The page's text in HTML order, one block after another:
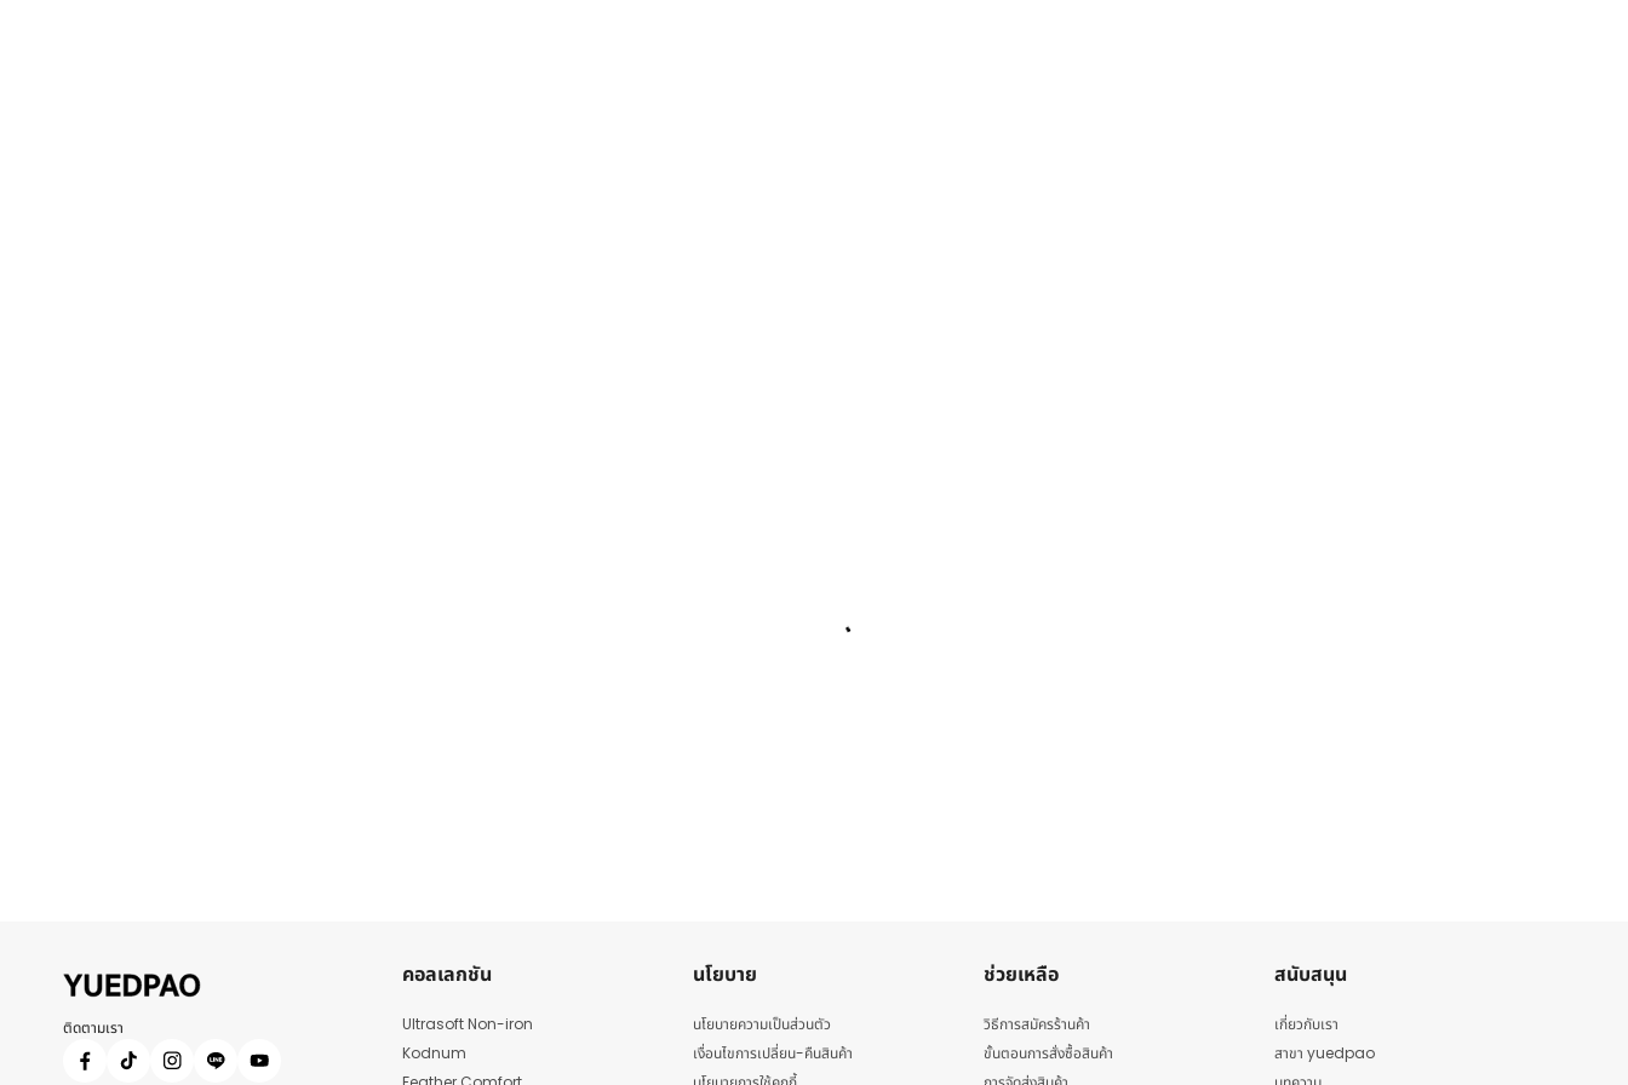
ติดตามเรา
คอลเลกชัน
Ultrasoft Non-iron
Kodnum
นโยบาย
นโยบายความเป็นส่วนตัว
เงื่อนไขการเปลี่ยน-คืนสินค้า
ช่วยเหลือ
วิธีการสมัครร้านค้า
ขั้นตอนการสั่งซื้อสินค้า
สนับสนุน
เกี่ยวกับเรา
สาขา yuedpao